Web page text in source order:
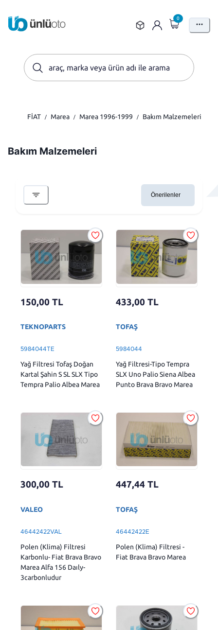
0
FİAT / Marea / Marea 1996-1999 / Bakım Malzemeleri
Bakım Malzemeleri
150,00 TL
TEKNOPARTS
5984044TE
Yağ Filtresi Tofaş Doğan
Kartal Şahin S SL SLX Tipo
Tempra Palio Albea Marea
433,00 TL
TOFAŞ
5984044
Yağ Filtresi-Tipo Tempra
SLX Uno Palio Siena Albea
Punto Brava Bravo Marea
300,00 TL
VALEO
46442422VAL
Polen (Klima) Filtresi
Karbonlu- Fiat Brava Bravo
Marea Alfa 156 Daıly-
3carbonludur
447,44 TL
TOFAŞ
46442422E
Polen (Klima) Filtresi -
Fiat Brava Bravo Marea